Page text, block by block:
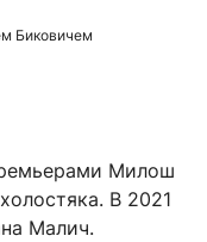
Биковичем
Милош
В 2021
Малич.